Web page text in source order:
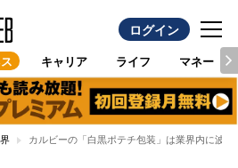
ログイン
キャリア ライフ マネー
カルビーの「白黒ポテチ包装」は業界内に波